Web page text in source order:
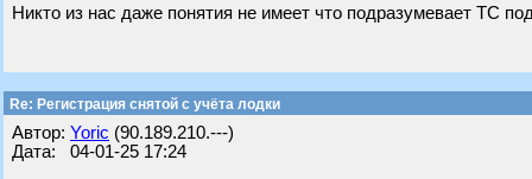
Никто из нас даже понятия не имеет что подразумевает ТС
Re: Регистрация снятой с учёта лодки
Автор: Yoric (90.189.210.---)
Дата: 04-01-25 17:24